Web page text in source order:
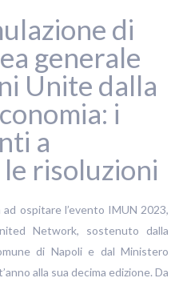
di
generale
Unite dalla
i
a
risoluzioni
ospitare l’evento IMUN 2023,
Network, sostenuto dalla
di Napoli e dal Ministero
alla sua decima edizione. Da